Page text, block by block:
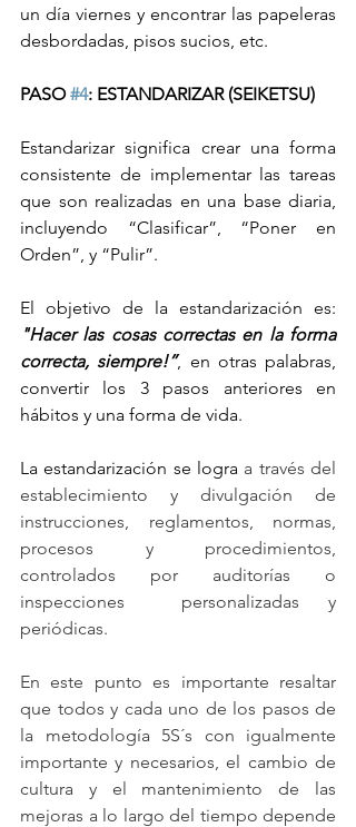
un día viernes y encontrar las papeleras
desbordadas, pisos sucios, etc.
PASO #4: ESTANDARIZAR (SEIKETSU)
Estandarizar significa crear una forma
consistente de implementar las tareas
que son realizadas en una base diaria,
incluyendo “Clasificar”, “Poner en
Orden”, y “Pulir”.
"Hacer las cosas correctas en la forma
correcta, siempre!”, en otras palabras,
convertir los 3 pasos anteriores en
hábitos y una forma de vida.
La estandarización se logra a través del
establecimiento y divulgación de
instrucciones, reglamentos, normas,
procesos y procedimientos,
controlados por auditorías o
inspecciones  personalizadas y
periódicas.
En este punto es importante resaltar
que todos y cada uno de los pasos de
la metodología 5S´s con igualmente
importante y necesarios, el cambio de
cultura y el mantenimiento de las
mejoras a lo largo del tiempo depende